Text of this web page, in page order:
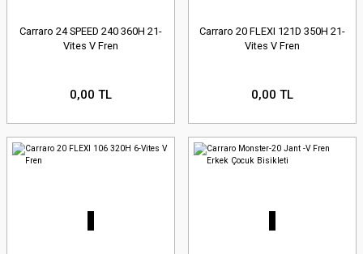
Carraro 24 SPEED 240 360H 21-
Vites V Fren
0,00 TL
Carraro 20 FLEXI 121D 350H 21-
Vites V Fren
0,00 TL